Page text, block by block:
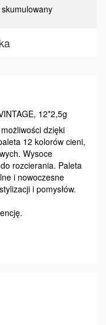
12*2,5g
dzięki
12 kolorów cieni,
Wysoce
rozcierania. Paleta
i nowoczesne
i pomysłów.